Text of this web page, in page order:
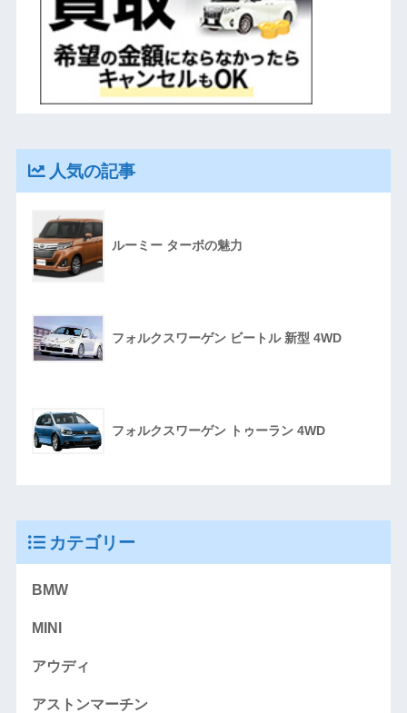
人気の記事
ルーミー ターボの魅力
フォルクスワーゲン ビートル 新型 4WD
フォルクスワーゲン トゥーラン 4WD
カテゴリー
BMW
MINI
アウディ
アストンマーチン